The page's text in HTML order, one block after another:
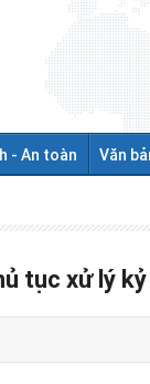
- An toàn Văn
tục xử lý